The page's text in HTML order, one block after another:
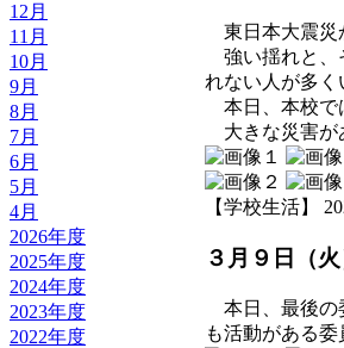
12月
11月
10月
9月
8月
7月
6月
5月
4月
2026年度
2025年度
2024年度
2023年度
2022年度
東日本大震災
強い揺れと、
れない人が多く
本日、本校で
大きな災害が
【学校生活】
３月９日（
本日、最後の
も活動がある